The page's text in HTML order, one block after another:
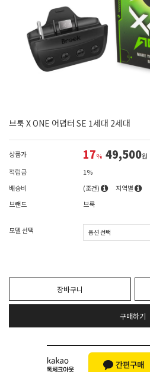
브룩 X ONE 어댑터 SE 1세대 2세대
상품가 17% 49,500원
적립금
1%
배송비
(조건)
지역별
브랜드
브룩
모델 선택
장바구니
구매하기